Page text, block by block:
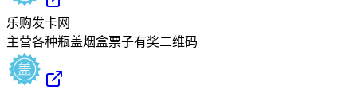
乐购发卡网
主营各种瓶盖烟盒票子有奖二维码